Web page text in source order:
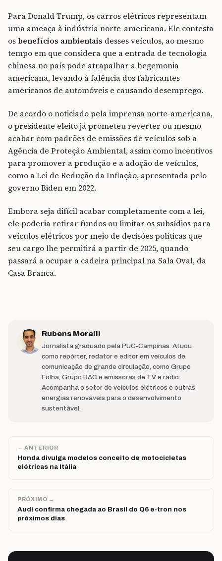
Para Donald Trump, os carros elétricos representam
uma ameaça à indústria norte-americana. Ele contesta
osbenefícios ambientais desses veículos, ao mesmo
tempo em que considera que a entrada de tecnologia
chinesa no país pode atrapalhar a hegemonia
americana, levando à falência dos fabricantes
americanos de automóveis e causando desemprego.
De acordo o noticiado pela imprensa norte-americana,
o presidente eleito já prometeu reverter ou mesmo
acabar com padrões de emissões de veículos sob a
Agência de Proteção Ambiental, assim como incentivos
para promover a produção e a adoção de veículos,
como a Lei de Redução da Inflação, apresentada pelo
governo Biden em 2022.
Embora seja difícil acabar completamente com a lei,
ele poderia retirar fundos ou limitar os subsídios para
veículos elétricos por meio de decisões políticas que
seu cargo lhe permitirá a partir de 2025, quando
passará a ocupar a cadeira principal na Sala Oval, da
Casa Branca.
Rubens Morelli
Jornalista graduado pela PUC-Campinas. Atuou
como repórter, redator e editor em veículos de
comunicação de grande circulação, como Grupo
Folha, Grupo RAC e emissoras de TV e rádio.
Acompanha o setor de veículos elétricos e outras
energias renováveis para o desenvolvimento
sustentável.
← ANTERIOR
Honda divulga modelos conceito de motocicletas
elétricas na Itália
PRÓXIMO →
Audi confirma chegada ao Brasil do Q6 e-tron nos
próximos dias